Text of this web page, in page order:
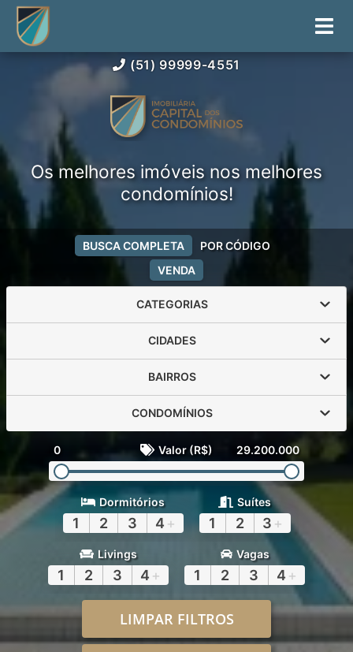
(51) 99999-4551
Os melhores imóveis nos melhores
condomínios!
VENDA
BUSCA COMPLETA POR CÓDIGO
CATEGORIAS
CIDADES
BAIRROS
CONDOMÍNIOS
0 Valor (R$) 29.200.000
Dormitórios
1 2 3 4 +
Suítes
1 2 3 +
Livings
1 2 3 4 +
Vagas
1 2 3 4 +
LIMPAR FILTROS